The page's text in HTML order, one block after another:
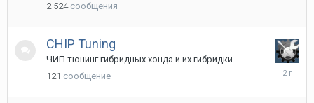
2 524 сообщения
CHIP Tuning
ЧИП тюнинг гибридных хонда и их гибридки.
121 сообщение
25